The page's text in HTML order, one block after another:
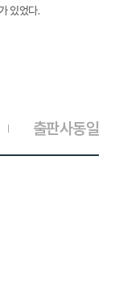
있었다.
출판사동일